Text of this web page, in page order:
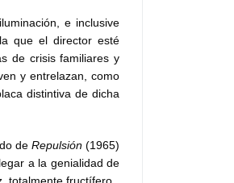
e inclusive
que el director esté
de crisis familiares y
y entrelazan, como
distintiva de dicha
de Repulsión(1965)
a la genialidad de
totalmente fructífero.